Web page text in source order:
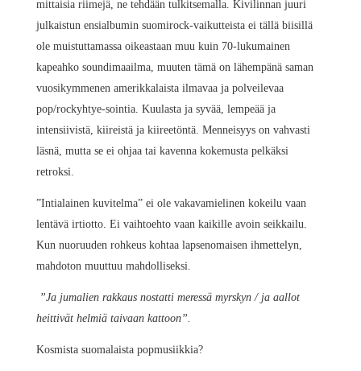
mittaisia riimejä, ne tehdään tulkitsemalla. Kivilinnan juuri
julkaistun ensialbumin suomirock-vaikutteista ei tällä biisillä
ole muistuttamassa oikeastaan muu kuin 70-lukumainen
kapeahko soundimaailma, muuten tämä on lähempänä saman
vuosikymmenen amerikkalaista ilmavaa ja polveilevaa
pop/rockyhtye-sointia. Kuulasta ja syvää, lempeää ja
intensiivistä, kiireistä ja kiireetöntä. Menneisyys on vahvasti
läsnä, mutta se ei ohjaa tai kavenna kokemusta pelkäksi
retroksi.
”Intialainen kuvitelma” ei ole vakavamielinen kokeilu vaan
lentävä irtiotto. Ei vaihtoehto vaan kaikille avoin seikkailu.
Kun nuoruuden rohkeus kohtaa lapsenomaisen ihmettelyn,
mahdoton muuttuu mahdolliseksi.
”Ja jumalien rakkaus nostatti meressä myrskyn / ja aallot
heittivät helmiä taivaan kattoon”.
Kosmista suomalaista popmusiikkia?